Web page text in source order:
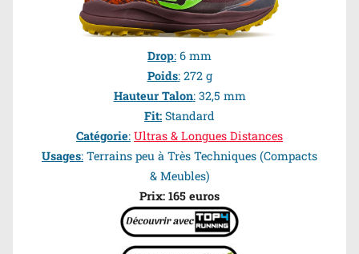
Drop: 6 mm
Poids:272 g
Hauteur Talon:32,5 mm
Fit: Standard
Catégorie: Ultras & Longues Distances
Usages: Terrains peu à Très Techniques (Compacts
& Meubles)
Prix: 165 euros